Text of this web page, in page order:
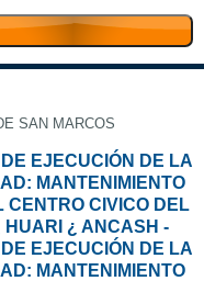
SAN MARCOS
EJECUCIÓN DE LA
MANTENIMIENTO
CENTRO CIVICO DEL
HUARI ¿ ANCASH -
EJECUCIÓN DE LA
MANTENIMIENTO